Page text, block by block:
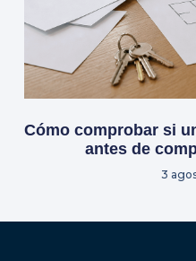
Cómo comprobar si
antes de
3